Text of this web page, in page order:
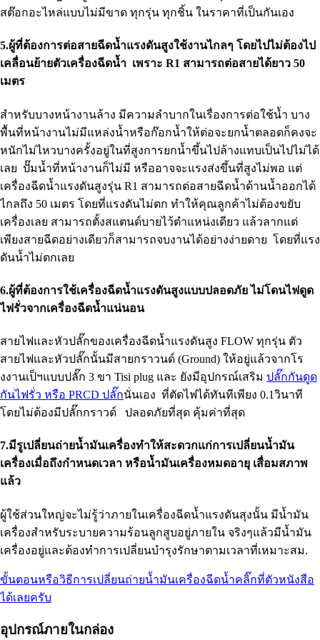
สต๊อกอะไหล่แบบไม่มีขาด ทุกรุ่น ทุกชิ้น ในราคาที่เป็นกันเอง
5.ผู้ที่ต้องการต่อสายฉีดน้ำแรงดันสูงใช้งานไกลๆ โดยไปไม่ต้องไป
เคลื่อนย้ายตัวเครื่องฉีดน้ำ เพราะ R1 สามารถต่อสายได้ยาว 50
เมตร
สำหรับบางหน้างานล้าง มีความลำบากในเรื่องการต่อใช้น้ำ บาง
พื้นที่หน้างานไม่มีแหล่งน้ำหรือก๊อกน้ำให้ต่อจะยกน้ำตลอดก็คงจะ
หนักไม่ไหวบางครั้งอยู่ในที่สูงการยกน้ำขึ้นไปล้างแทบเป็นไปไม่ได้
เลย ปั๊มน้ำที่หน้างานก็ไม่มี หรืออาจจะแรงส่งขึ้นที่สูงไม่พอ แต่
เครื่องฉีดน้ำแรงดันสูงรุ่น R1 สามารถต่อสายฉีดน้ำด้านน้ำออกได้
ไกลถึง 50 เมตร โดยที่แรงดันไม่ตก ทำให้คุณลูกค้าไม่ต้องขยับ
เครื่องเลย สามารถตั้งสแตนด์บายไว้ตำแหน่งเดียว แล้วลากแต่
เพียงสายฉีดอย่างเดียวก็สามารถจบงานได้อย่างง่ายดาย โดยที่แรง
ดันน้ำไม่ตกเลย
6.ผู้ที่ต้องการใช้เครื่องฉีดน้ำแรงดันสูงแบบปลอดภัย ไม่โดนไฟดูด
ไฟรั่วจากเครื่องฉีดน้ำแน่นอน
สายไฟและหัวปลั๊กของเครื่องฉีดน้ำแรงดันสูง FLOW ทุกรุ่น ตัว
สายไฟและหัวปลั๊กนั้นมีสายกราวนด์ (Ground) ให้อยู่แล้วจากโร
งงานเป็ฯแบบปลั๊ก 3 ขา Tisi plug และ ยังมีอุปกรณ์เสริม ปลั๊กกันดูด
กันไฟรั่ว หรือ PRCD ปลั๊กนั่นเอง ที่ตัดไฟได้ทันทีเพียง 0.1วินาที
โดยไม่ต้องมีปลั๊กกราวด์ ปลอดภัยที่สุด คุ้มค่าที่สุด
7.มีรูเปลี่ยนถ่ายน้ำมันเครื่องทำให้สะดวกแก่การเปลี่ยนน้ำมัน
เครื่องเมื่อถึงกำหนดเวลา หรือน้ำมันเครื่องหมดอายุ เสื่อมสภาพ
แล้ว
ผู้ใช้ส่วนใหญ่จะไม่รู้ว่าภายในเครื่องฉีดน้ำแรงดันสุงนั้น มีน้ำมัน
เครื่องสำหรับระบายความร้อนลูกสูบอยู่ภายใน จริงๆแล้วมีน้ำมัน
เครื่องอยู่และต้องทำการเปลี่ยนบำรุงรักษาตามเวลาที่เหมาะสม.
ขั้นตอนหรือวิธีการเปลี่ยนถ่ายน้ำมันเครื่องฉีดน้ำคลิ๊กที่ตัวหนังสือ
ได้เลยครับ
อุปกรณ์ภายในกล่อง